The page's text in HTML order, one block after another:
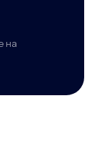
на